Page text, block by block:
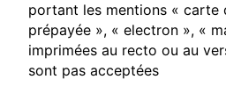
portant les mentions « carte
prépayée », « electron », «
imprimées au recto ou au
sont pas acceptées